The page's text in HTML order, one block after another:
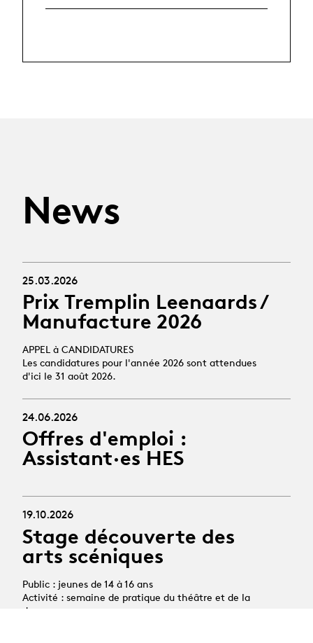
News
25.03.2026
Prix Tremplin Leenaards /
Manufacture 2026
APPEL à CANDIDATURES
Les candidatures pour l'année 2026 sont attendues
d'ici le 31 août 2026.
24.06.2026
Offres d'emploi :
Assistant·es HES
19.10.2026
Stage découverte des
arts scéniques
Public : jeunes de 14 à 16 ans
Activité : semaine de pratique du théâtre et de la
danse